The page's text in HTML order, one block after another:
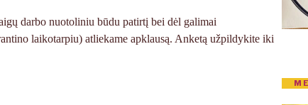
darbo nuotoliniu būdu patirtį bei dėl galimai
laikotarpiu) atliekame apklausą. Anketą užpildykite iki